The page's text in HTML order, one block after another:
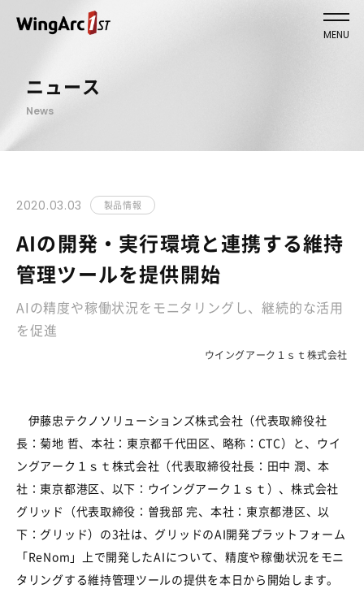
MENU
ニュース
News
2020.03.03 製品情報
AIの開発・実行環境と連携する維持
管理ツールを提供開始
AIの精度や稼働状況をモニタリングし、継続的な活用
を促進
ウイングアーク１ｓｔ株式会社
伊藤忠テクノソリューションズ株式会社（代表取締役社
長：菊地 哲、本社：東京都千代田区、略称： CTC）と、ウイ
ングアーク１ｓｔ株式会社（代表取締役社長：田中 潤、本
社：東京都港区、以下：ウイングアーク１ｓｔ）、株式会社
グリッド（代表取締役：曽我部 完、本社：東京都港区、以
下：グリッド）の3社は、グリッドのAI開発プラットフォーム
「ReNom 」上で開発したAIについて、精度や稼働状況をモニ
タリングする維持管理ツールの提供を本日から開始します。